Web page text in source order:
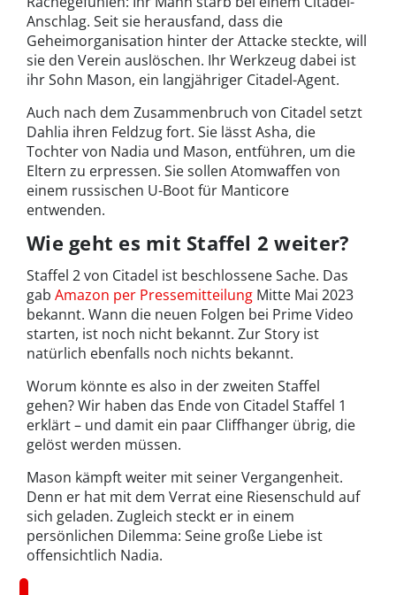
Anschlag. Seit sie herausfand, dass die
Geheimorganisation hinter der Attacke steckte, will
sie den Verein auslöschen. Ihr Werkzeug dabei ist
ihr Sohn Mason, ein langjähriger Citadel-Agent.
Auch nach dem Zusammenbruch von Citadel setzt
Dahlia ihren Feldzug fort. Sie lässt Asha, die
Tochter von Nadia und Mason, entführen, um die
Eltern zu erpressen. Sie sollen Atomwaffen von
einem russischen U-Boot für Manticore
entwenden.
Wie geht es mit Staffel 2 weiter?
Staffel 2 von Citadel ist beschlossene Sache. Das
gab Amazon per Pressemitteilung Mitte Mai 2023
bekannt. Wann die neuen Folgen bei Prime Video
starten, ist noch nicht bekannt. Zur Story ist
natürlich ebenfalls noch nichts bekannt.
Worum könnte es also in der zweiten Staffel
gehen? Wir haben das Ende von Citadel Staffel 1
erklärt – und damit ein paar Cliffhanger übrig, die
gelöst werden müssen.
Mason kämpft weiter mit seiner Vergangenheit.
Denn er hat mit dem Verrat eine Riesenschuld auf
sich geladen. Zugleich steckt er in einem
persönlichen Dilemma: Seine große Liebe ist
offensichtlich Nadia.